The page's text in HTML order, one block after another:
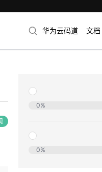
华为云码道 文档
0%
0%